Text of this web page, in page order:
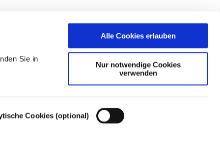
Sie in
Cookies (optional)
Alle Cookies erlauben
Nur notwendige Cookies
verwenden
Einstellungen – Cookie-Richtlinie